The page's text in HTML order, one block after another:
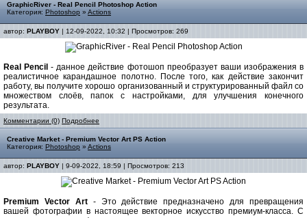
GraphicRiver - Real Pencil Photoshop Action
Категория: Photoshop » Actions
автор: PLAYBOY | 12-09-2022, 10:32 | Просмотров: 269
Real Pencil - данное действие фотошоп преобразует ваши изображения в
реалистичное карандашное полотно. После того, как действие закончит
работу, вы получите хорошо организованный и структурированный файл со
множеством слоёв, папок с настройками, для улучшения конечного
результата.
Комментарии (0) Подробнее
Creative Market - Premium Vector Art PS Action
Категория: Photoshop » Actions
автор: PLAYBOY | 9-09-2022, 18:59 | Просмотров: 213
Premium Vector Art- Это действие предназначено для превращения
вашей фотографии в настоящее векторное искусство премиум-класса. С